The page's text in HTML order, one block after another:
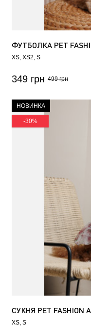
ФУТБОЛКА PET
XS XS2 S
349 грн 499 грн
НОВИНКА
-30%
СУКНЯ PET FASHION
XS S